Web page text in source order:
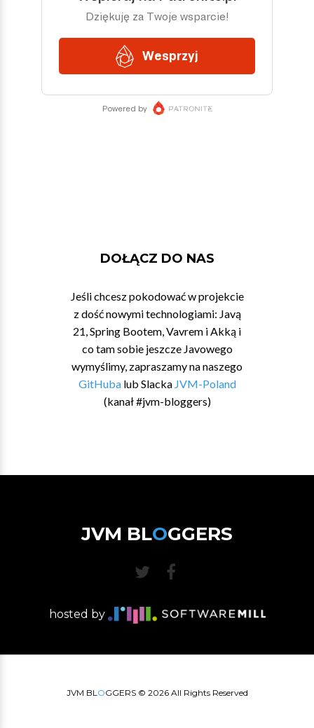
DOŁĄCZ DO NAS
Jeśli chcesz pokodować w projekcie
z dość nowymi technologiami: Javą
21, Spring Bootem, Vavrem i Akką i
co tam sobie jeszcze Javowego
wymyślimy, zapraszamy na naszego
GitHubalub Slacka JVM-Poland
(kanał #jvm-bloggers)
JVM BLOGGERS
hosted by
JVM BLOGGERS © 2026All Rights Reserved